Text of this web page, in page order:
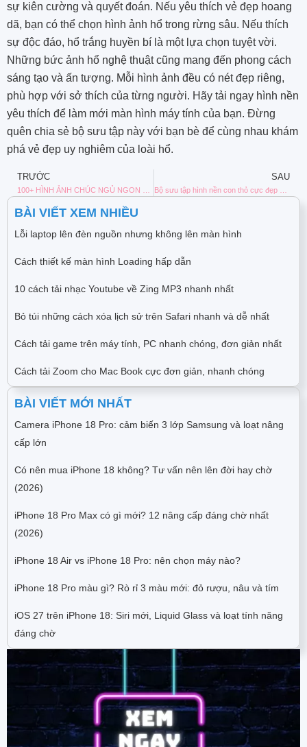
sự kiên cường và quyết đoán. Nếu yêu thích vẻ đẹp hoang
dã, bạn có thể chọn hình ảnh hổ trong rừng sâu. Nếu thích
sự độc đáo, hổ trắng huyền bí là một lựa chọn tuyệt vời.
Những bức ảnh hổ nghệ thuật cũng mang đến phong cách
sáng tạo và ấn tượng. Mỗi hình ảnh đều có nét đẹp riêng,
phù hợp với sở thích của từng người. Hãy tải ngay hình nền
yêu thích để làm mới màn hình máy tính của bạn. Đừng
quên chia sẻ bộ sưu tập này với bạn bè để cùng nhau khám
phá vẻ đẹp uy nghiêm của loài hổ.
TRƯỚC SAU
BÀI VIẾT XEM NHIỀU
Lỗi laptop lên đèn nguồn nhưng không lên màn hình
Cách thiết kế màn hình Loading hấp dẫn
10 cách tải nhạc Youtube về Zing MP3 nhanh nhất
Bỏ túi những cách xóa lịch sử trên Safari nhanh và dễ nhất
Cách tải game trên máy tính, PC nhanh chóng, đơn giản nhất
Cách tải Zoom cho Mac Book cực đơn giản, nhanh chóng
BÀI VIẾT MỚI NHẤT
Camera iPhone 18 Pro: cảm biến 3 lớp Samsung và loạt nâng
cấp lớn
Có nên mua iPhone 18 không? Tư vấn nên lên đời hay chờ
(2026)
iPhone 18 Pro Max có gì mới? 12 nâng cấp đáng chờ nhất
(2026)
iPhone 18 Air vs iPhone 18 Pro: nên chọn máy nào?
iPhone 18 Pro màu gì? Rò rỉ 3 màu mới: đỏ rượu, nâu và tím
iOS 27 trên iPhone 18: Siri mới, Liquid Glass và loạt tính năng
đáng chờ